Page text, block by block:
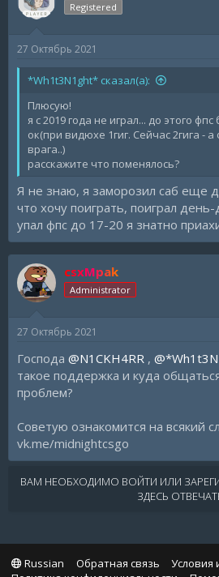
Registered
27 Октябрь 2021
*Wh1t3N1ght* сказал(а):
Плюсую!
я с 2019 года не играл... до этого фпс
ок(при видюхе 1гиг. Сейчас 2гига -
врага..)
расскажите что поменялось?
Я не знаю, я заморозил саб еще
что хочу поиграть, поиграл
упал фпс до 17-20 я знатно
csxMpak
Administrator
27 Октябрь 2021
Господа @N1CKH4RR ,
такое поддержка и куда
проблем?
Советую ознакомится на всякий
vk.me/midnightcsgo
ВАМ НЕОБХОДИМО ВОЙТИ ИЛИ
ЗДЕСЬ
Russian Обратная связь
Условия